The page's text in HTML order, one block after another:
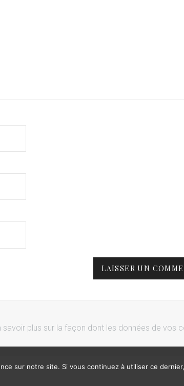
savoir plus sur la façon dont les données de vos
sur notre site. Si vous continuez à utiliser ce